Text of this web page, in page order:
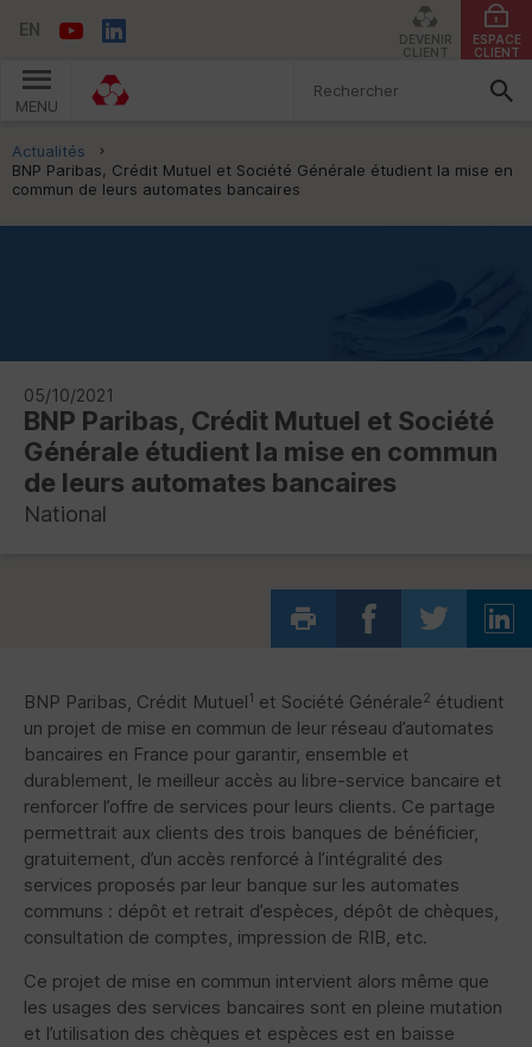
EN
DEVENIR
CLIENT
ESPACE
CLIENT
MENU
Vous êtes ici:
Actualités
BNP Paribas, Crédit Mutuel et Société Générale étudient la mise en
commun de leurs automates bancaires
05/10/2021
BNP Paribas, Crédit Mutuel et Société
Générale étudient la mise en commun
de leurs automates bancaires
National
BNP Paribas, Crédit Mutuel1 et Société Générale2 étudient
un projet de mise en commun de leur réseau d’automates
bancaires en France pour garantir, ensemble et
durablement, le meilleur accès au libre-service bancaire et
renforcer l’offre de services pour leurs clients. Ce partage
permettrait aux clients des trois banques de bénéficier,
gratuitement, d’un accès renforcé à l’intégralité des
services proposés par leur banque sur les automates
communs : dépôt et retrait d’espèces, dépôt de chèques,
consultation de comptes, impression de RIB, etc.
Ce projet de mise en commun intervient alors même que
les usages des services bancaires sont en pleine mutation
et l’utilisation des chèques et espèces est en baisse